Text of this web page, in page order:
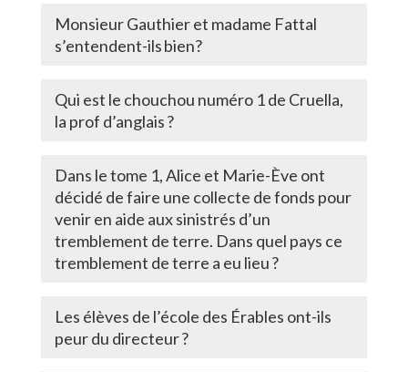
Monsieur Gauthier et madame Fattal
s’entendent-ils bien?
Qui est le chouchou numéro 1 de Cruella,
la prof d’anglais ?
Dans le tome 1, Alice et Marie-Ève ont
décidé de faire une collecte de fonds pour
venir en aide aux sinistrés d’un
tremblement de terre. Dans quel pays ce
tremblement de terre a eu lieu ?
Les élèves de l’école des Érables ont-ils
peur du directeur ?